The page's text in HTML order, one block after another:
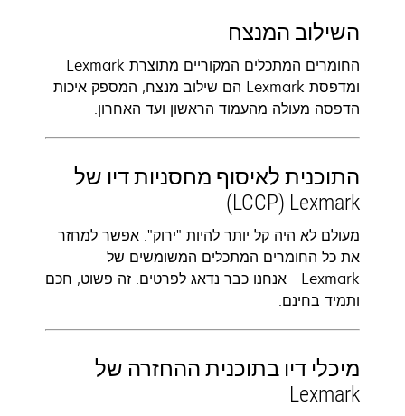
השילוב המנצח
החומרים המתכלים המקוריים מתוצרת Lexmark
ומדפסת Lexmark הם שילוב מנצח, המספק איכות
הדפסה מעולה מהעמוד הראשון ועד האחרון.
התוכנית לאיסוף מחסניות דיו של
Lexmark ‏(LCCP)‬
מעולם לא היה קל יותר להיות "ירוק". אפשר למחזר
את כל החומרים המתכלים המשומשים של
Lexmark - אנחנו כבר נדאג לפרטים. זה פשוט, חכם
ותמיד בחינם.
מיכלי דיו בתוכנית ההחזרה של
Lexmark‬